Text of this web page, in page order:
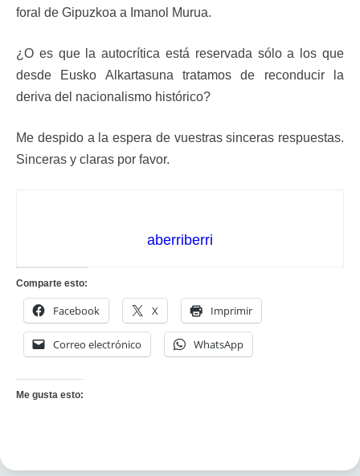
foral de Gipuzkoa a Imanol Murua.
¿O es que la autocrítica está reservada sólo a los que
desde Eusko Alkartasuna tratamos de reconducir la
deriva del nacionalismo histórico?
Me despido a la espera de vuestras sinceras respuestas.
Sinceras y claras por favor.
aberriberri
Comparte esto:
Facebook X Imprimir
Correo electrónico WhatsApp
Me gusta esto: